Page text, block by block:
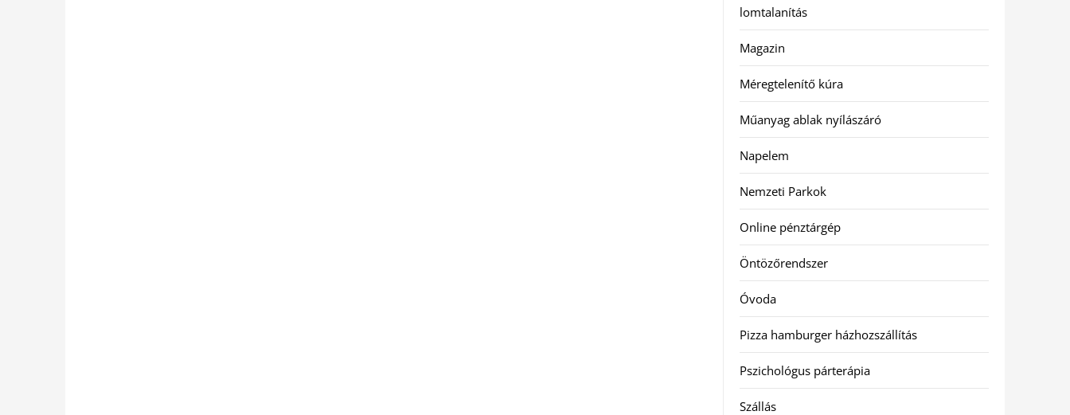
lomtalanítás
Magazin
Méregtelenítő kúra
Műanyag ablak nyílászáró
Napelem
Nemzeti Parkok
Online pénztárgép
Öntözőrendszer
Óvoda
Pizza hamburger házhozszállítás
Pszichológus párterápia
Szállás